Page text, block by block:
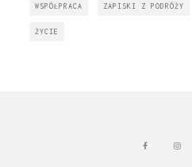
WSPÓŁPRACA ZAPISKI Z PODRÓŻY
ŻYCIE